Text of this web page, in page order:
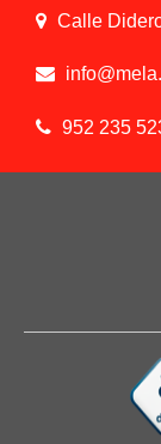
Calle
952 235